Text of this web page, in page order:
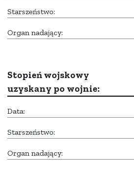
Starszeństwo:
Organ nadający:
Stopień wojskowy
uzyskany po wojnie:
Data:
Starszeństwo:
Organ nadający: